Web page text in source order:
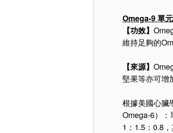
Omega-9 單
【功效】
維持足夠的
【來源】
堅果等亦可增
根據美國心臟
Omega-6）：
1：1.5：0.8